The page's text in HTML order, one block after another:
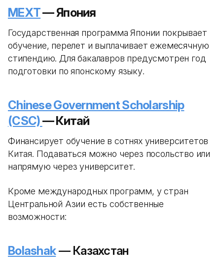
MEXT— Япония
Государственная программа Японии покрывает
обучение, перелет и выплачивает ежемесячную
стипендию. Для бакалавров предусмотрен год
подготовки по японскому языку.
Chinese Government Scholarship
(CSC)— Китай
Финансирует обучение в сотнях университетов
Китая. Подаваться можно через посольство или
напрямую через университет.
Кроме международных программ, у стран
Центральной Азии есть собственные
возможности:
Bolashak— Казахстан